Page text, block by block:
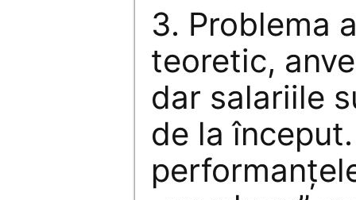
3. Problema
teoretic,
dar salariile
de la